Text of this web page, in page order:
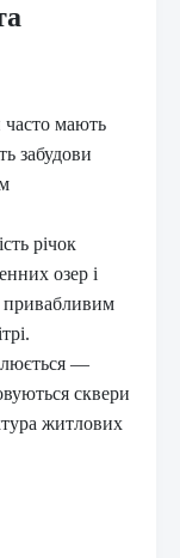
часто мають
забудови
річок
озер і
привабливим
—
сквери
житлових